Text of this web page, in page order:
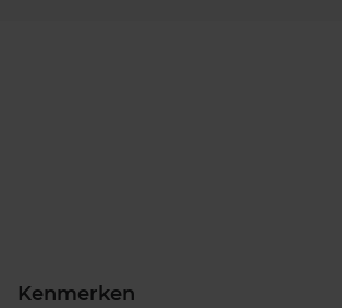
Kenmerken